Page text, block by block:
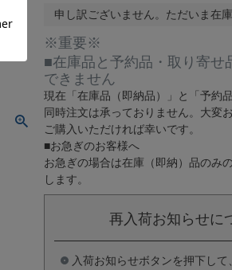
申し訳ございません。ただいま在
※重要※
■在庫品と予約品・取り寄せ
できません
現在 「在庫品（即納品）」 と 「予約
同時注文は承っておりません。大変
ご購入いただければ幸いです。
■お急ぎのお客様へ
お急ぎの場合は在庫（即納）品のみ
します。
再入荷お知らせに
入荷お知らせボタンを押下して